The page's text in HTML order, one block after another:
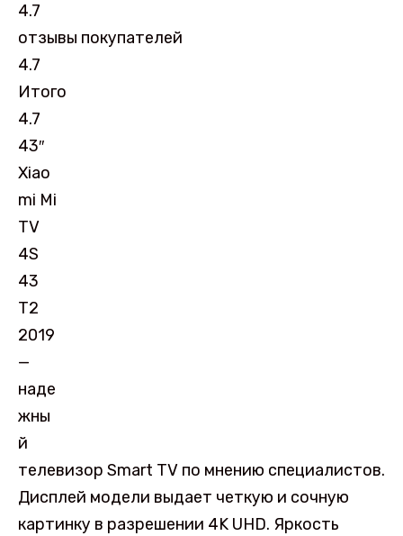
4.7
отзывы покупателей
4.7
Итого
4.7
43″
Xiao
mi Mi
TV
4S
43
T2
2019
—
наде
жны
й
телевизор Smart TV по мнению специалистов.
Дисплей модели выдает четкую и сочную
картинку в разрешении 4K UHD. Яркость